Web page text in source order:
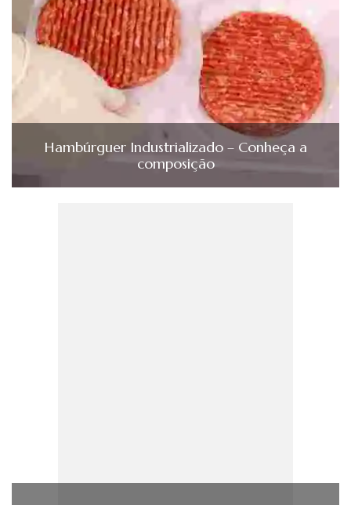
Hambúrguer Industrializado – Conheça a
composição